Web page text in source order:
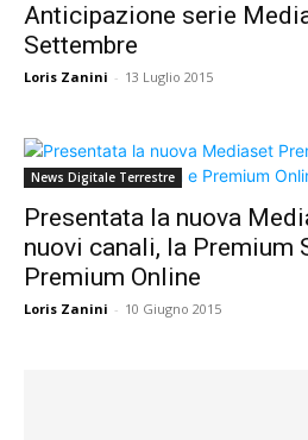
Anticipazione serie
Settembre
Loris Zanini - 13 Luglio 2015
News Digitale Terrestre
Presentata la nuova
nuovi canali, la Premium
Premium Online
Loris Zanini - 10 Giugno 2015